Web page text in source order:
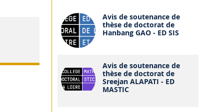
Avis de soutenance de
thèse de doctorat de
Hanbang GAO - ED SIS
Avis de soutenance de
thèse de doctorat de
Sreejan ALAPATI - ED
MASTIC